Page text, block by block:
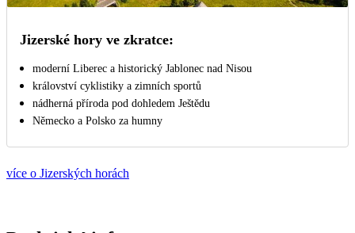
Jizerské hory ve zkratce:
moderní Liberec a historický Jablonec nad Nisou
království cyklistiky a zimních sportů
nádherná příroda pod dohledem Ještědu
Německo a Polsko za humny
více o Jizerských horách